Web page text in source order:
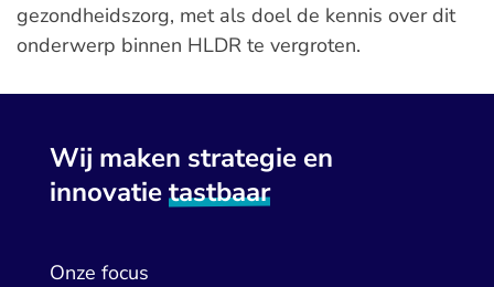
gezondheidszorg, met als doel de kennis over dit
onderwerp binnen HLDR te vergroten.
Wij maken strategie en
innovatietastbaar
Onze focus